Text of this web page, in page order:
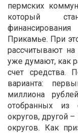
пермских
который
Прикамье. При
рассчитывают
уже думают, как
счет средства.
варианта:
миллиона
отобранных из
округов, другой
округов. Как